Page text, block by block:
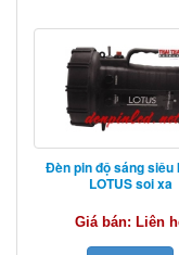
Đèn pin độ sáng siêu
LOTUS soi xa
Giá bán: Liên